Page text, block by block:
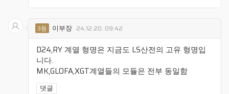
3등 이부장 24.12.20. 09:42
D24,RY 계열 형명은 지금도 LS산전의 고유 형명입
니다.
MK,GLOFA,XGT계열들의 모듈은 전부 동일함
댓글